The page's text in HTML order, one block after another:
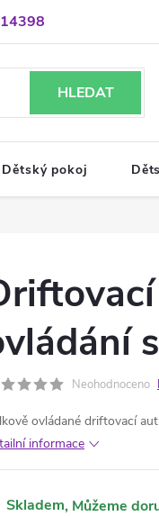
HLEDAT
Dětský pokoj
Neohodnoceno
ovládané driftovací
informace
Skladem